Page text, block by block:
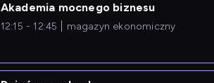
Akademia mocnego biznesu
12:15 - 12:45 magazyn ekonomiczny